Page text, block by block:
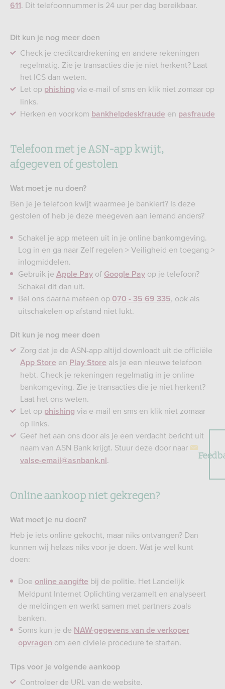
611 . Dit telefoonnummer is 24 uur per dag bereikbaar.
Dit kun je nog meer doen
Check je creditcardrekening en andere rekeningen
regelmatig. Zie je transacties die je niet herkent? Laat
het ICS dan weten.
Let op phishing via e-mail of sms en klik niet zomaar op
links.
Herken en voorkom bankhelpdeskfraude en pasfraude
Telefoon met je ASN-app kwijt,
afgegeven of gestolen
Wat moet je nu doen?
Ben je je telefoon kwijt waarmee je bankiert? Is deze
gestolen of heb je deze meegeven aan iemand anders?
Schakel je app meteen uit in je online bankomgeving.
Log in en ga naar Zelf regelen > Veiligheid en toegang >
inlogmiddelen.
Gebruik je Apple Pay of Google Pay op je telefoon?
Schakel dit dan uit.
Bel ons daarna meteen op 070 - 35 69 335, ook als
uitschakelen op afstand niet lukt.
Dit kun je nog meer doen
Zorg dat je de ASN-app altijd downloadt uit de officiële
App Store en Play Store als je een nieuwe telefoon
hebt. Check je rekeningen regelmatig in je online
bankomgeving. Zie je transacties die je niet herkent?
Laat het ons weten.
Let op phishing via e-mail en sms en klik niet zomaar
op links.
Geef het aan ons door als je een verdacht bericht uit
naam van ASN Bank krijgt. Stuur deze door naar
valse-email@asnbank.nl .
Online aankoop niet gekregen?
Wat moet je nu doen?
Heb je iets online gekocht, maar niks ontvangen? Dan
kunnen wij helaas niks voor je doen. Wat je wel kunt
doen:
Doe online aangifte bij de politie. Het Landelijk
Meldpunt Internet Oplichting verzamelt en analyseert
de meldingen en werkt samen met partners zoals
banken.
Soms kun je de NAW-gegevens van de verkoper
opvragen om een civiele procedure te starten.
Tips voor je volgende aankoop
Controleer de URL van de website.